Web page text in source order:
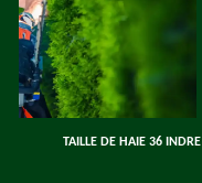
TAILLE DE HAIE 36 INDRE